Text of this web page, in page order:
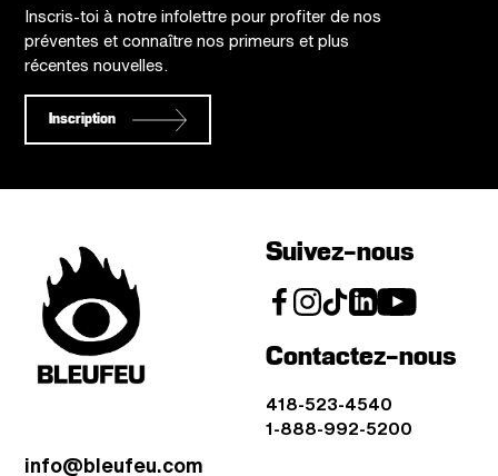
Inscris-toi à notre infolettre pour profiter de nos
préventes et connaître nos primeurs et plus
récentes nouvelles.
Inscription
Suivez-nous
Contactez-nous
418-523-4540
1-888-992-5200
info@bleufeu.com